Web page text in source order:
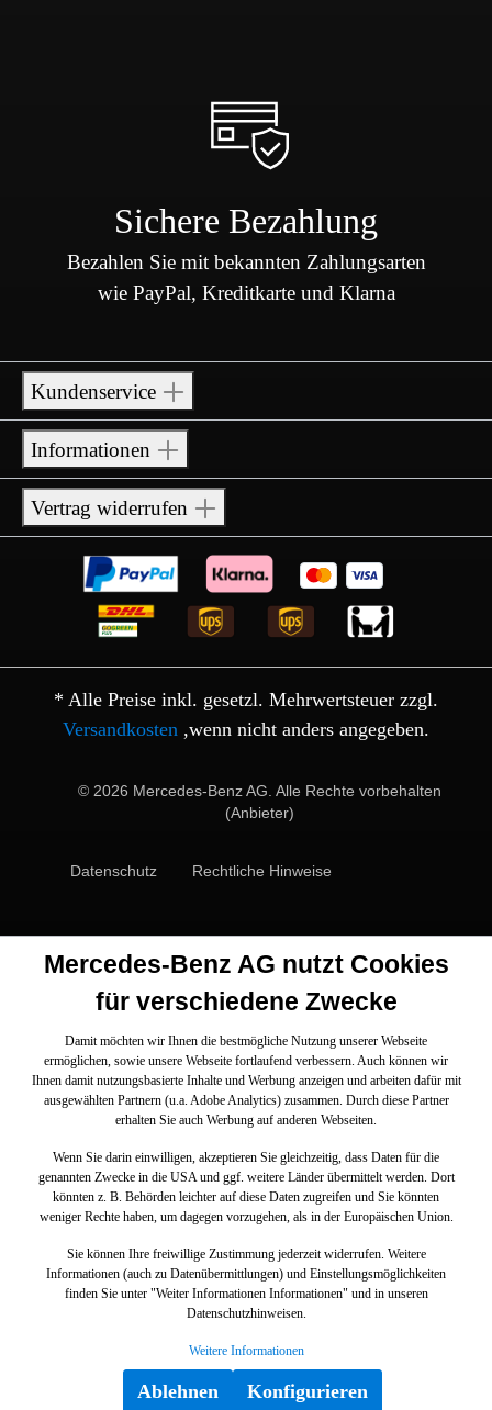
Sichere Bezahlung
Bezahlen Sie mit bekannten Zahlungsarten
wie PayPal, Kreditkarte und Klarna
Kundenservice
Informationen
Vertrag widerrufen
* Alle Preise inkl. gesetzl. Mehrwertsteuer zzgl.
Versandkosten ,wenn nicht anders angegeben.
© 2026 Mercedes-Benz AG. Alle Rechte vorbehalten
(Anbieter)
Datenschutz Rechtliche Hinweise
Mercedes-Benz AG nutzt Cookies
für verschiedene Zwecke
Damit möchten wir Ihnen die bestmögliche Nutzung unserer Webseite
ermöglichen, sowie unsere Webseite fortlaufend verbessern. Auch können wir
Ihnen damit nutzungsbasierte Inhalte und Werbung anzeigen und arbeiten dafür mit
ausgewählten Partnern (u.a. Adobe Analytics) zusammen. Durch diese Partner
erhalten Sie auch Werbung auf anderen Webseiten.
Wenn Sie darin einwilligen, akzeptieren Sie gleichzeitig, dass Daten für die
genannten Zwecke in die USA und ggf. weitere Länder übermittelt werden. Dort
könnten z. B. Behörden leichter auf diese Daten zugreifen und Sie könnten
weniger Rechte haben, um dagegen vorzugehen, als in der Europäischen Union.
Sie können Ihre freiwillige Zustimmung jederzeit widerrufen. Weitere
Informationen (auch zu Datenübermittlungen) und Einstellungsmöglichkeiten
finden Sie unter "Weiter Informationen Informationen" und in unseren
Datenschutzhinweisen.
Weitere Informationen
Ablehnen Konfigurieren